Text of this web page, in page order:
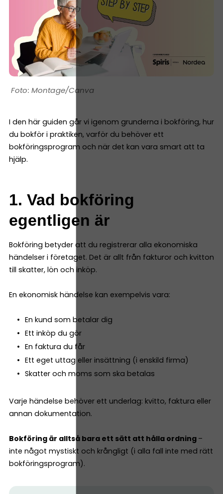
Montage/Canva
I den här guiden går vi igenom grunderna i bokföring, hur
du bokför i praktiken, varför du behöver ett
bokföringsprogram och när det kan vara smart att ta
hjälp.
1. Vad bokföring
egentligen är
Bokföring betyder att du registrerar alla ekonomiska
händelser i företaget. Det är allt från fakturor och kvitton
till skatter, lön och inköp.
En ekonomisk händelse kan exempelvis vara:
En kund som betalar dig
Ett inköp du gör
En faktura du får
Ett eget uttag eller insättning (i enskild firma)
Skatter och moms som ska betalas
Varje händelse behöver ett underlag: kvitto, faktura eller
annan dokumentation.
Bokföring är alltså bara ett sätt att hålla ordning –
inte något mystiskt och krångligt (i alla fall inte med rätt
bokföringsprogram).